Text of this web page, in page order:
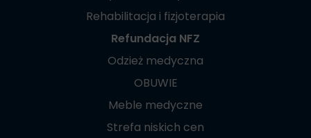
Rehabilitacja i fizjoterapia
Refundacja NFZ
Odzież medyczna
OBUWIE
Meble medyczne
Strefa niskich cen